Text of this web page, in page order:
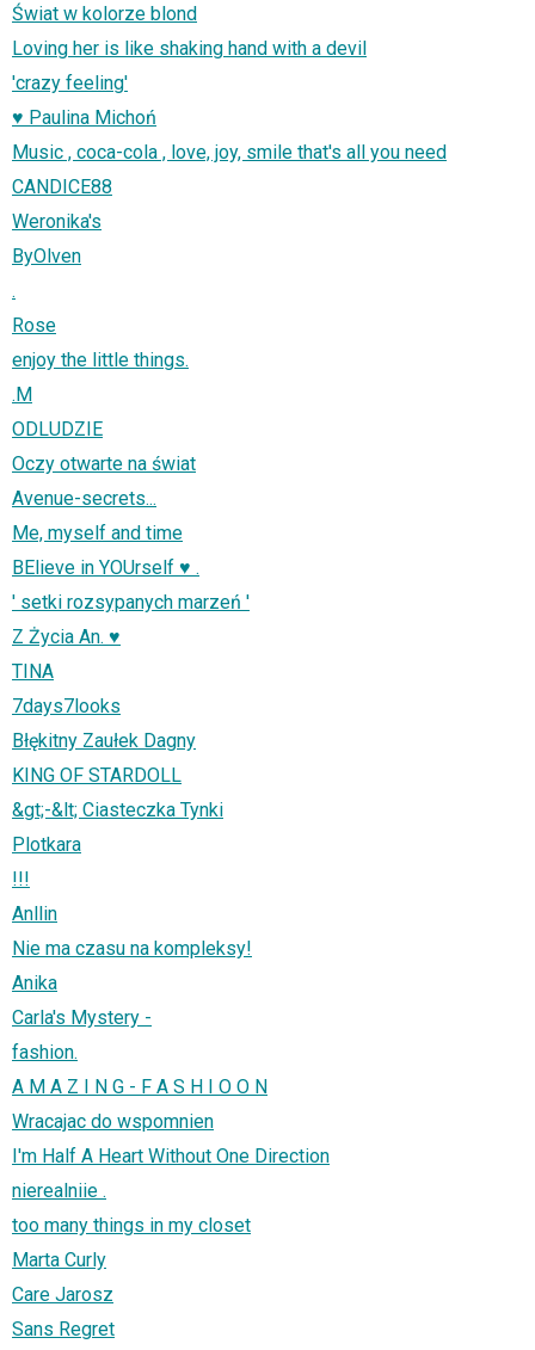
Świat w kolorze blond
Loving her is like shaking hand with a devil
'crazy feeling'
♥ Paulina Michoń
Music , coca-cola , love, joy, smile that's all you need
CANDICE88
Weronika's
ByOlven
.
Rose
enjoy the little things.
.M
ODLUDZIE
Oczy otwarte na świat
Avenue-secrets...
Me, myself and time
BElieve in YOUrself ♥ .
' setki rozsypanych marzeń '
Z Życia An. ♥
TINA
7days7looks
Błękitny Zaułek Dagny
KING OF STARDOLL
&gt;-&lt; Ciasteczka Tynki
Plotkara
!!!
Anllin
Nie ma czasu na kompleksy!
Anika
Carla's Mystery -
fashion.
A M A Z I N G - F A S H I O O N
Wracajac do wspomnien
I'm Half A Heart Without One Direction
nierealniie .
too many things in my closet
Marta Curly
Care Jarosz
Sans Regret